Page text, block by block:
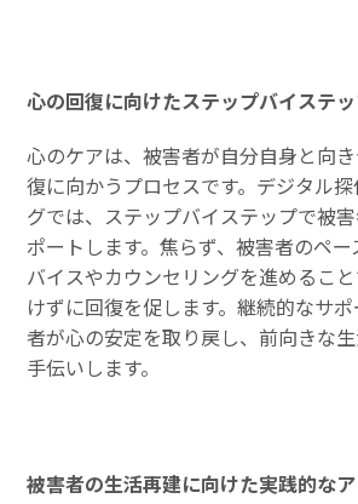
心の回復に向けたステップバイステ
心のケアは、被害者が自分自身と向
復に向かうプロセスです。デジタル
グでは、ステップバイステップで被
ポートします。焦らず、被害者のペ
バイスやカウンセリングを進めるこ
けずに回復を促します。継続的なサ
者が心の安定を取り戻し、前向きな
手伝いします。
被害者の生活再建に向けた実践的な